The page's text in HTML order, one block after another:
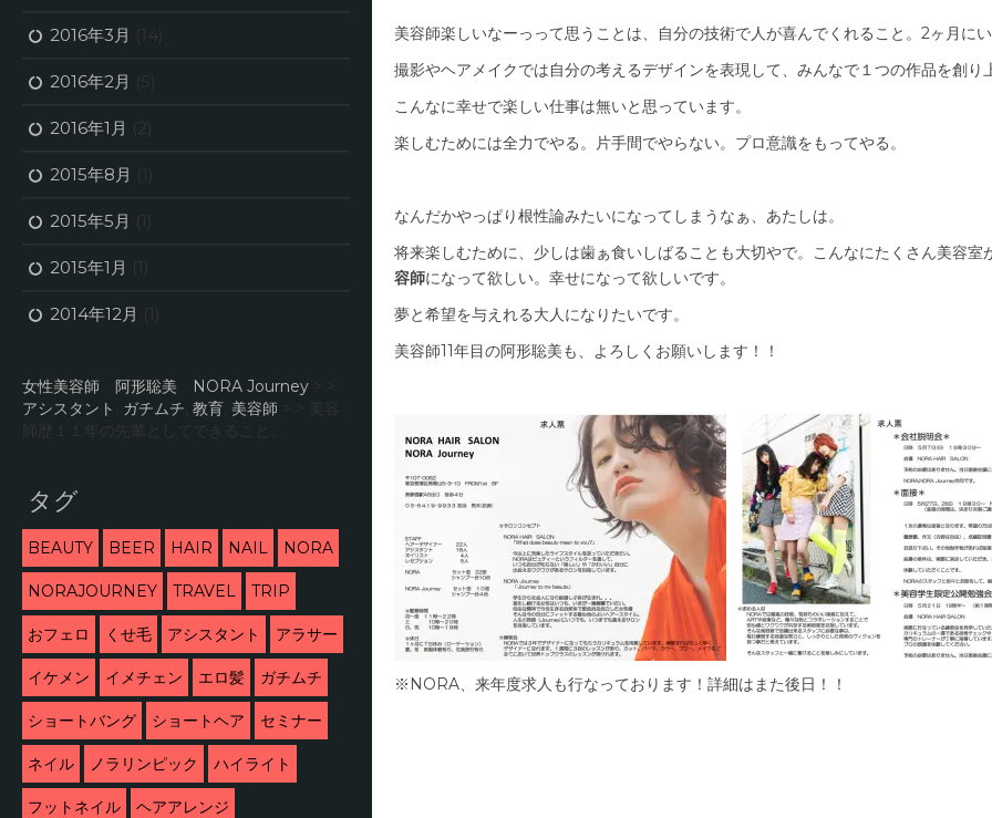
美容師楽しいなーっって思うことは、自分の技術で人が喜んでくれること。2ヶ月に
撮影やヘアメイクでは自分の考えるデザインを表現して、みんなで１つの作品を創り
こんなに幸せで楽しい仕事は無いと思っています。
楽しむためには全力でやる。片手間でやらない。プロ意識をもってやる。
なんだかやっぱり根性論みたいになってしまうなぁ、あたしは。
将来楽しむために、少しは歯ぁ食いしばることも大切やで。こんなにたくさん美容
容師になって欲しい。幸せになって欲しいです。
夢と希望を与えれる大人になりたいです。
美容師11年目の阿形聡美も、よろしくお願いします！！
※NORA、来年度求人も行なっております！詳細はまた後日！！
2016年3月 (14)
2016年2月 (5)
2016年1月 (2)
2015年8月 (1)
2015年5月 (1)
2015年1月 (1)
2014年12月 (1)
女性美容師 阿形聡美 NORA Journey > >
アシスタント
ガチムチ 教育 美容師 > >
美容
師歴１１年の先輩としてできること。
タグ
BEAUTY BEER HAIR NAIL NORA
NORAJOURNEY TRAVEL TRIP
おフェロ くせ毛 アシスタント アラサー
イケメン イメチェン エロ髪 ガチムチ
ショートバング ショートヘア セミナー
ネイル ノラリンピック ハイライト
フットネイル ヘアアレンジ